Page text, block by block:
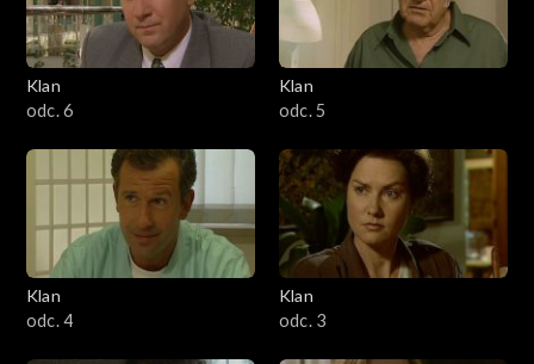
Klan
odc. 6
Klan
odc. 5
Klan
odc. 4
Klan
odc. 3